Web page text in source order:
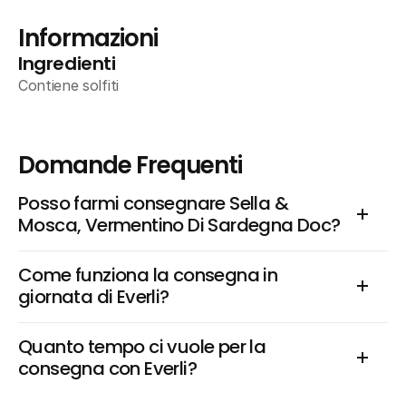
Informazioni
Ingredienti
Contiene solfiti
Domande Frequenti
Posso farmi consegnare Sella &
Mosca, Vermentino Di Sardegna Doc?
Come funziona la consegna in
giornata di Everli?
Quanto tempo ci vuole per la
consegna con Everli?